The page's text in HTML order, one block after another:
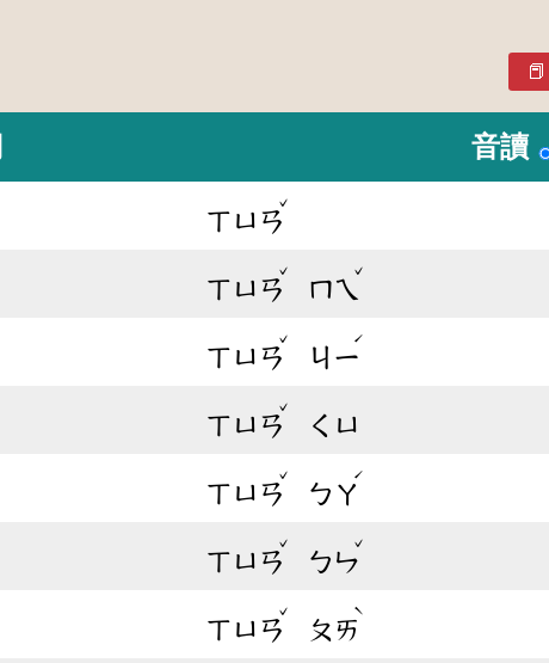
音讀
ㄒㄩㄢ
ˇ
ㄒㄩㄢ
ˇ
ㄇㄟ
ˇ
ㄒㄩㄢ
ˇ
ㄐㄧ
ˊ
ㄒㄩㄢ
ˇ
ㄑㄩ
ㄒㄩㄢ
ˇ
ㄅㄚ
ˊ
ㄒㄩㄢ
ˇ
ㄅㄣ
ˇ
ㄒㄩㄢ
ˇ
ㄆㄞ
ˋ